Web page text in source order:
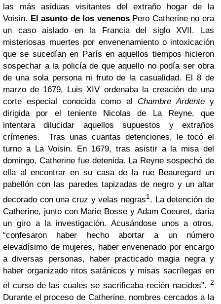
las más asiduas visitantes del extraño hogar de la
Voisin. El asunto de los venenos Pero Catherine no era
un caso aislado en la Francia del siglo XVII. Las
misteriosas muertes por envenenamiento o intoxicación
que se sucedían en París en aquellos tiempos hicieron
sospechar a la policía de que aquello no podía ser obra
de una sola persona ni fruto de la casualidad. El 8 de
marzo de 1679, Luis XIV ordenaba la creación de una
corte especial conocida como al Chambre Ardentey
dirigida por el teniente Nicolas de La Reyne, que
intentara dilucidar aquellos supuestos y extraños
crímenes.
Tras unas cuantas detenciones, le tocó el
turno a La Voisin. En 1679, tras asistir a la misa del
domingo, Catherine fue detenida. La Reyne sospechó de
ella al encontrar en su casa de la rue Beauregard un
pabellón con las paredes tapizadas de negro y un altar
decorado con una cruz y velas negras1 . La detención de
Catherine, junto con Marie Bosse y Adam Coeuret, daría
un giro a la investigación. Acusándose unos a otros,
“confesaron haber hecho abortar a un número
elevadísimo de mujeres, haber envenenado por encargo
a diversas personas, haber practicado magia negra y
haber organizado ritos satánicos y misas sacrílegas en
el curso de las cuales se sacrificaba recién nacidos”. 2
Durante el proceso de Catherine, nombres cercados a la